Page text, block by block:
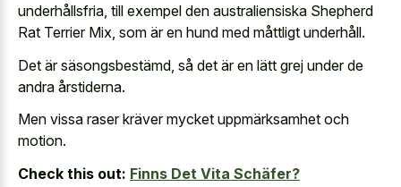
underhållsfria, till exempel den australiensiska Shepherd
Rat Terrier Mix, som är en hund med måttligt underhåll.
Det är säsongsbestämd, så det är en lätt grej under de
andra årstiderna.
Men vissa raser kräver mycket uppmärksamhet och
motion.
Check this out: Finns Det Vita Schäfer?